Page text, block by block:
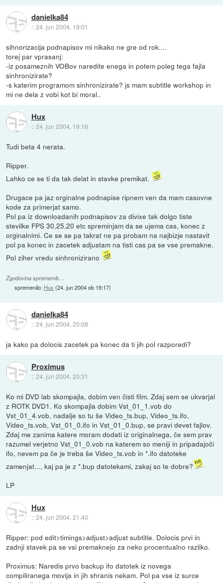
danielka84
::24. jun 2004, 19:01
sihnorizacija podnapisov mi nikako ne gre od rok....
torej par vprasanj:
-iz posameznih VOBov naredite enega in potem poleg tega fajla
sinhronizirate?
-s katerim programom sinhronizirate? js mam subtitle workshop in
mi ne dela z vobi kot bi moral..
Hux
::24. jun 2004, 19:16
Tudi beta 4 nerata.
Ripper.
Lahko ce se ti da tak delat in stavke premikat.
Drugace pa jaz orginalne podnapise ripnem ven da mam casovne
kode za primerjat samo.
Pol pa iz downloadanih podnapisov za divixe tak dolgo tiste
stevilke FPS 30,25,20 etc spreminjam da se ujema cas, konec z
orginalnimi. Ce se se pa takrat ne pa probam na najbizje nastavit
pol pa konec in zacetek adjustam na tisti cas pa se vse premakne.
Pol ziher vredu sinhronizirano
Zgodovina sprememb…
spremenilo: Hux (24. jun 2004 ob 19:17)
danielka84
::24. jun 2004, 20:08
ja kako pa dolocis zacetek pa konec da ti jih pol razporedi?
Proximus
::24. jun 2004, 20:31
Ko mi DVD lab skompajla, dobim ven čisti film. Zdaj sem se ukvarjal
z ROTK DVD1. Ko skompajla dobim Vst_01_1.vob do
Vst_01_4.vob, nadalje so tu še Video_ts.bup, Video_ts.ifo,
Video_ts.vob, Vst_01_0.ifo in Vst_01_0.bup, se pravi devet fajlov.
Zdaj me zanima katere moram dodati iz originalnega, če sem prav
razumel verjetno Vst_01_0.vob na katerem so meniji in pripadajoči
ifo, nevem pa če je treba še Video_ts.vob in *.ifo datoteke
zamenjat..., kaj pa je z *.bup datotekami, zakaj so te dobre?
LP
Hux
::24. jun 2004, 21:40
Ripper: pod edit>timings>adjust>adjust subtitle. Dolocis prvi in
zadnji stavek pa se vsi premaknejo za neko procentualno razliko.
Proximus: Naredis prvo backup ifo datotek iz novega
compiliranega movija in jih shranis nekam. Pol pa vse iz surce